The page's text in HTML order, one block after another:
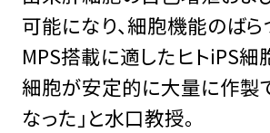
可能になり、細胞機能のばら
MPS搭載に適したヒトiPS
細胞が安定的に大量に作製
なった」と水口教授。